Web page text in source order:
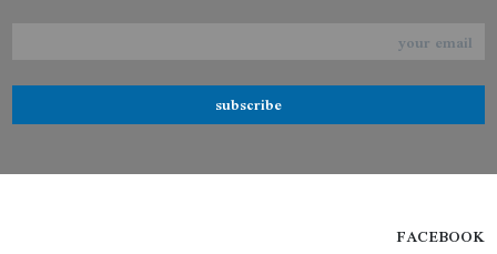
subscribe
FACEBOOK